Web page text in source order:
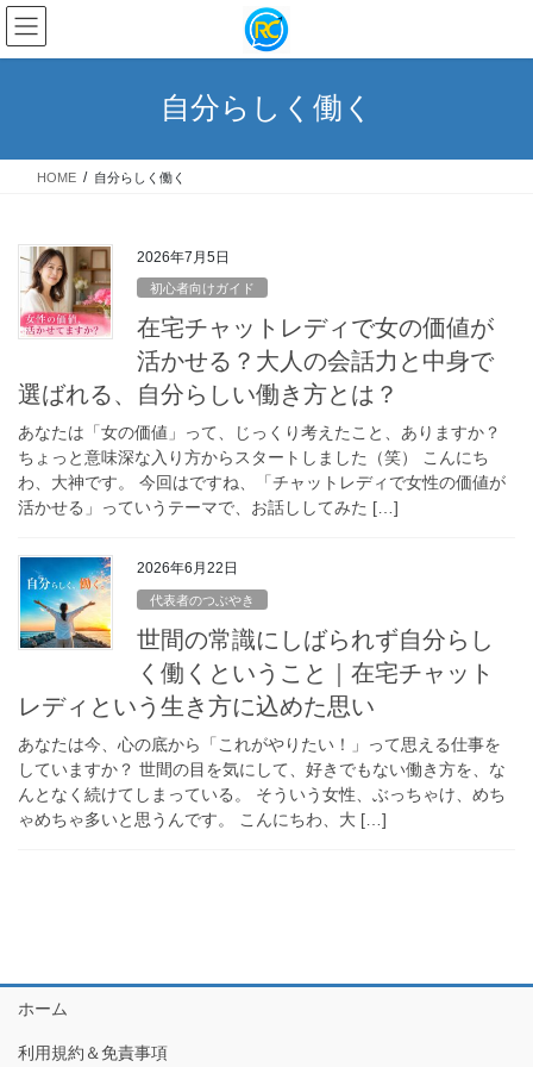
コ
ン
テ
ス
ナ
ビ
ゲ
ン
自分らしく働く
HOME 自分らしく働く
2026年7月5日
初心者向けガイド
在宅チャットレディで女の価値が
活かせる？大人の会話力と中身で
選ばれる、自分らしい働き方とは？
あなたは「女の価値」って、じっくり考えたこと、ありますか？
ちょっと意味深な入り方からスタートしました（笑） こんにち
わ、大神です。 今回はですね、「チャットレディで女性の価値が
活かせる」っていうテーマで、お話ししてみた […]
2026年6月22日
代表者のつぶやき
世間の常識にしばられず自分らし
く働くということ｜在宅チャット
レディという生き方に込めた思い
あなたは今、心の底から「これがやりたい！」って思える仕事を
していますか？ 世間の目を気にして、好きでもない働き方を、な
んとなく続けてしまっている。 そういう女性、ぶっちゃけ、めち
ゃめちゃ多いと思うんです。 こんにちわ、大 […]
ホーム
利用規約＆免責事項